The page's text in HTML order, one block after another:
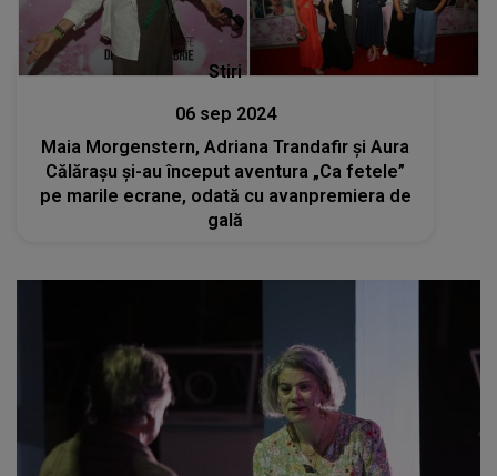
Stiri
06 sep 2024
Maia Morgenstern, Adriana Trandafir și Aura
Călărașu și-au început aventura „Ca fetele”
pe marile ecrane, odată cu avanpremiera de
gală